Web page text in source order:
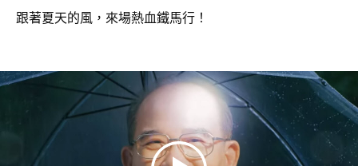
跟著夏天的風，來場熱血鐵馬行！